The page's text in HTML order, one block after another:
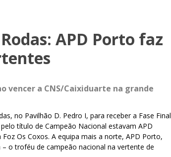
APD Porto faz
vencer a CNS/Caixiduarte na grande
no Pavilhão D. Pedro I, para receber a Fase Final
título de Campeão Nacional estavam APD
Os Coxos. A equipa mais a norte, APD Porto,
o troféu de campeão nacional na vertente de